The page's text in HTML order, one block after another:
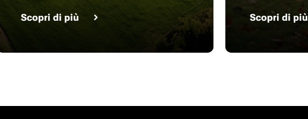
Scopri di più Scopri di più